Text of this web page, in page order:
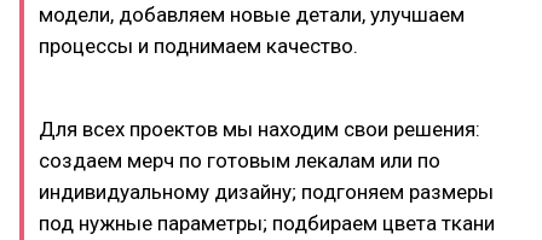
модели, добавляем новые детали, улучшаем
процессы и поднимаем качество.
Для всех проектов мы находим свои решения:
создаем мерч по готовым лекалам или по
индивидуальному дизайну; подгоняем размеры
под нужные параметры; подбираем цвета ткани